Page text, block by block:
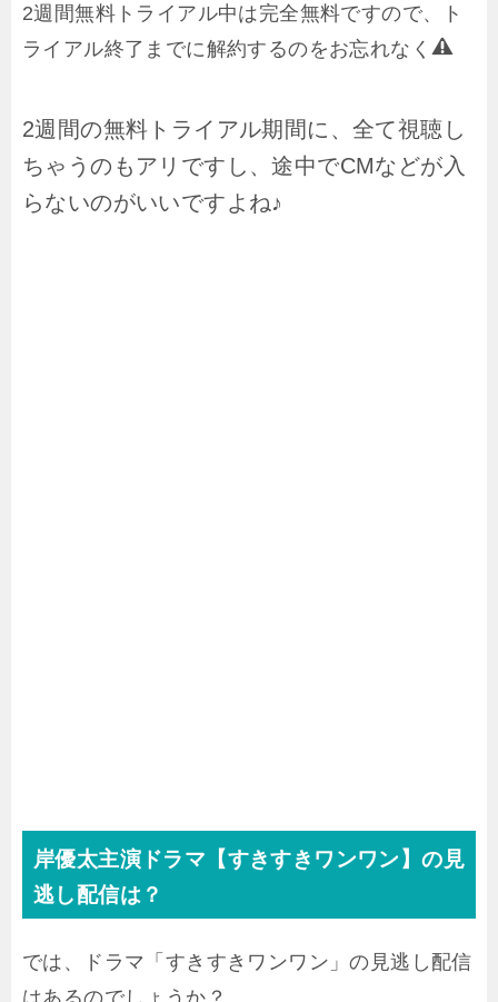
2週間無料トライアル中は完全無料ですので、ト
ライアル終了までに解約するのをお忘れなく
2週間の無料トライアル期間に、全て視聴し
ちゃうのもアリですし、途中でCMなどが入
らないのがいいですよね♪
岸優太主演ドラマ【すきすきワンワン】の見
逃し配信は？
では、ドラマ「すきすきワンワン」の見逃し配信
はあるのでしょうか？